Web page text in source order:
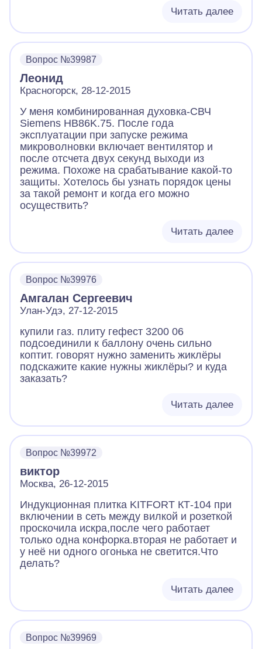
Читать далее
Вопрос №39987
Леонид
Красногорск, 28-12-2015
У меня комбинированная духовка-СВЧ
Siemens HB86K.75. После года
эксплуатации при запуске режима
микроволновки включает вентилятор и
после отсчета двух секунд выходи из
режима. Похоже на срабатывание какой-то
защиты. Хотелось бы узнать порядок цены
за такой ремонт и когда его можно
осуществить?
Читать далее
Вопрос №39976
Амгалан Сергеевич
Улан-Удэ, 27-12-2015
купили газ. плиту гефест 3200 06
подсоединили к баллону очень сильно
коптит. говорят нужно заменить жиклёры
подскажите какие нужны жиклёры? и куда
заказать?
Читать далее
Вопрос №39972
виктор
Москва, 26-12-2015
Индукционная плитка KITFORT КТ-104 при
включении в сеть между вилкой и розеткой
проскочила искра,после чего работает
только одна конфорка.вторая не работает и
у неё ни одного огонька не светится.Что
делать?
Читать далее
Вопрос №39969